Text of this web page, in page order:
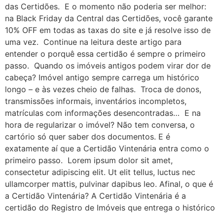
das Certidões. E o momento não poderia ser melhor:
na Black Friday da Central das Certidões, você garante
10% OFF em todas as taxas do site e já resolve isso de
uma vez. Continue na leitura deste artigo para
entender o porquê essa certidão é sempre o primeiro
passo. Quando os imóveis antigos podem virar dor de
cabeça? Imóvel antigo sempre carrega um histórico
longo – e às vezes cheio de falhas. Troca de donos,
transmissões informais, inventários incompletos,
matrículas com informações desencontradas… E na
hora de regularizar o imóvel? Não tem conversa, o
cartório só quer saber dos documentos. E é
exatamente aí que a Certidão Vintenária entra como o
primeiro passo. Lorem ipsum dolor sit amet,
consectetur adipiscing elit. Ut elit tellus, luctus nec
ullamcorper mattis, pulvinar dapibus leo. Afinal, o que é
a Certidão Vintenária? A Certidão Vintenária é a
certidão do Registro de Imóveis que entrega o histórico